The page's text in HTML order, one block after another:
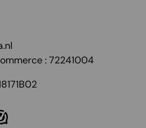
: 72241004